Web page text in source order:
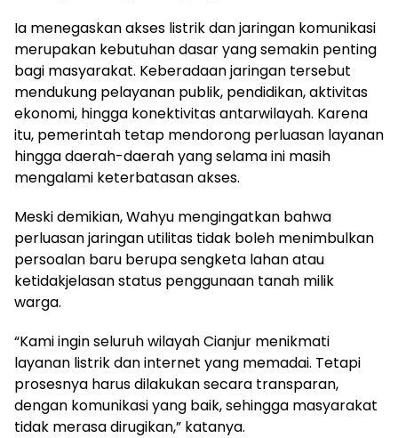
Ia menegaskan akses listrik dan jaringan komunikasi
merupakan kebutuhan dasar yang semakin penting
bagi masyarakat. Keberadaan jaringan tersebut
mendukung pelayanan publik, pendidikan, aktivitas
ekonomi, hingga konektivitas antarwilayah. Karena
itu, pemerintah tetap mendorong perluasan layanan
hingga daerah-daerah yang selama ini masih
mengalami keterbatasan akses.
Meski demikian, Wahyu mengingatkan bahwa
perluasan jaringan utilitas tidak boleh menimbulkan
persoalan baru berupa sengketa lahan atau
ketidakjelasan status penggunaan tanah milik
warga.
“Kami ingin seluruh wilayah Cianjur menikmati
layanan listrik dan internet yang memadai. Tetapi
prosesnya harus dilakukan secara transparan,
dengan komunikasi yang baik, sehingga masyarakat
tidak merasa dirugikan,” katanya.